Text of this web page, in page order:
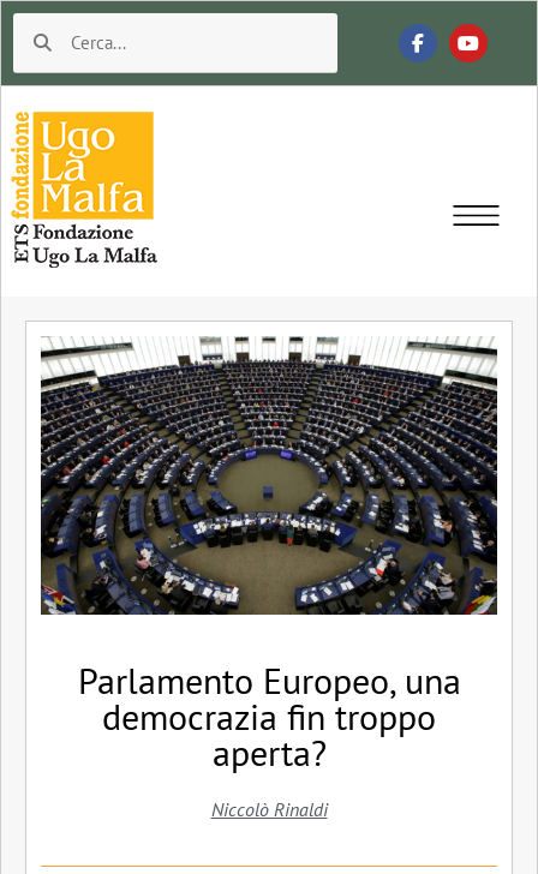
Parlamento Europeo, una
democrazia fin troppo
aperta?
Niccolò Rinaldi